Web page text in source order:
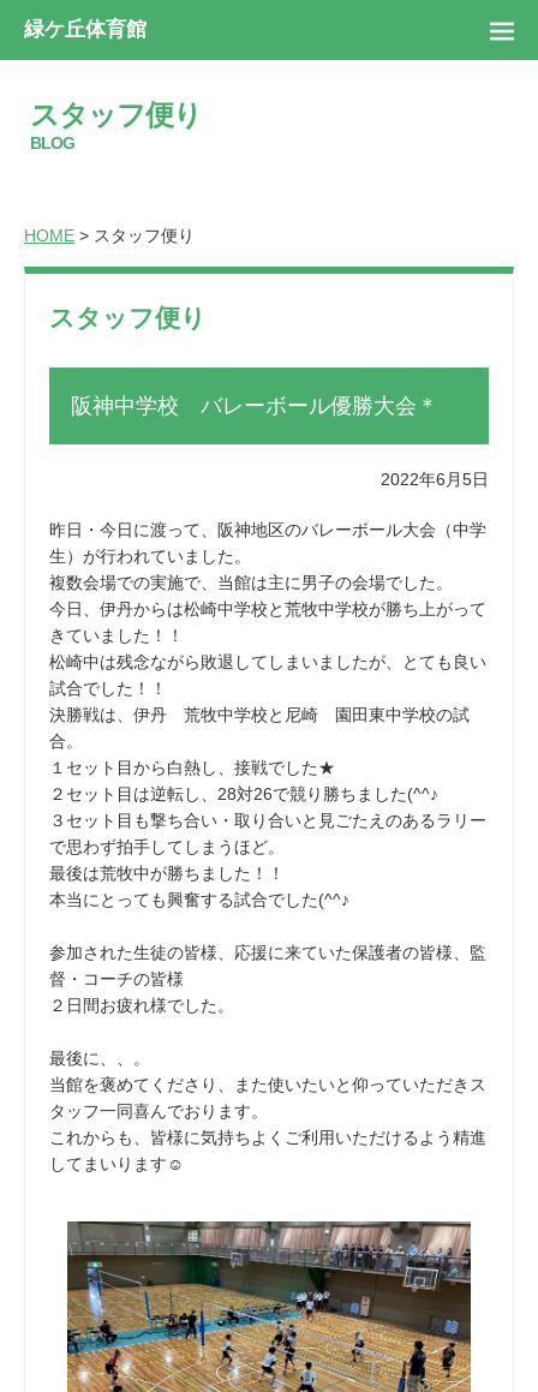
緑ケ丘体育館
スタッフ便り
BLOG
HOME > スタッフ便り
スタッフ便り
阪神中学校 バレーボール優勝大会＊
2022年6月5日
昨日・今日に渡って、阪神地区のバレーボール大会（中学
生）が行われていました。
複数会場での実施で、当館は主に男子の会場でした。
今日、伊丹からは松崎中学校と荒牧中学校が勝ち上がって
きていました！！
松崎中は残念ながら敗退してしまいましたが、とても良い
試合でした！！
決勝戦は、伊丹 荒牧中学校と尼崎 園田東中学校の試
合。
１セット目から白熱し、接戦でした★
２セット目は逆転し、28対26で競り勝ちました(^^♪
３セット目も撃ち合い・取り合いと見ごたえのあるラリー
で思わず拍手してしまうほど。
最後は荒牧中が勝ちました！！
本当にとっても興奮する試合でした(^^♪
参加された生徒の皆様、応援に来ていた保護者の皆様、監
督・コーチの皆様
２日間お疲れ様でした。
最後に、、。
当館を褒めてくださり、また使いたいと仰っていただきス
タッフ一同喜んでおります。
これからも、皆様に気持ちよくご利用いただけるよう精進
してまいります☺